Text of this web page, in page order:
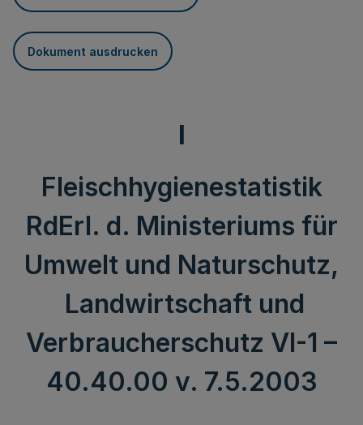
Dokument ausdrucken
I
Fleischhygienestatistik
RdErl. d. Ministeriums für
Umwelt und Naturschutz,
Landwirtschaft und
Verbraucherschutz VI-1 –
40.40.00 v. 7.5.2003